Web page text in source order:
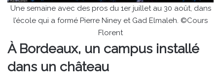
Une semaine avec des pros du 1er juillet au 30 août, dans
l’école qui a formé Pierre Niney et Gad Elmaleh. ©Cours
Florent
À Bordeaux, un campus installé
dans un château